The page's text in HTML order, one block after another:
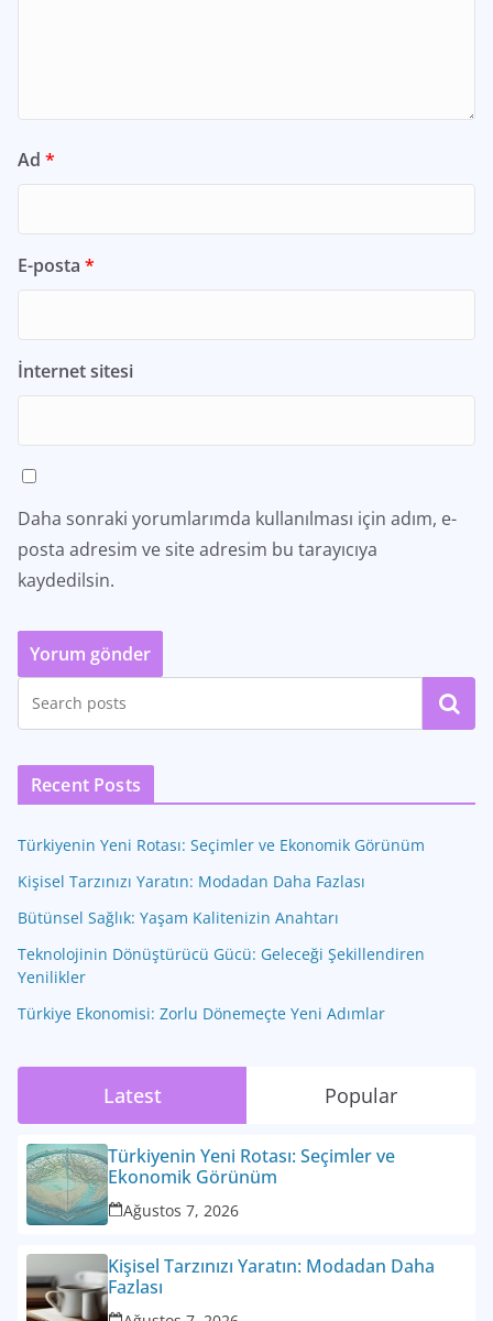
Ad *
E-posta *
İnternet sitesi
Daha sonraki yorumlarımda kullanılması için adım, e-
posta adresim ve site adresim bu tarayıcıya
kaydedilsin.
Ara
Recent Posts
Türkiyenin Yeni Rotası: Seçimler ve Ekonomik Görünüm
Kişisel Tarzınızı Yaratın: Modadan Daha Fazlası
Bütünsel Sağlık: Yaşam Kalitenizin Anahtarı
Teknolojinin Dönüştürücü Gücü: Geleceği Şekillendiren
Yenilikler
Türkiye Ekonomisi: Zorlu Dönemeçte Yeni Adımlar
Latest Popular
Türkiyenin Yeni Rotası: Seçimler ve
Ekonomik Görünüm
Ağustos 7, 2026
Kişisel Tarzınızı Yaratın: Modadan Daha
Fazlası